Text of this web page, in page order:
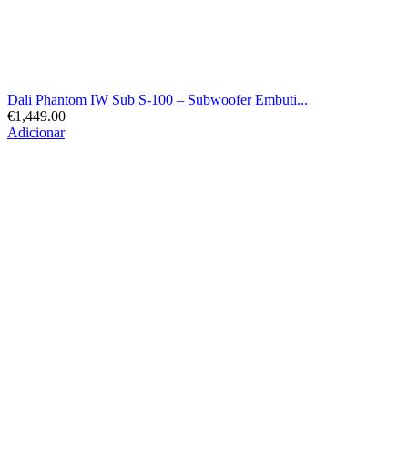
Dali Phantom IW Sub S-100 – Subwoofer Embuti...
€1,449.00
Adicionar